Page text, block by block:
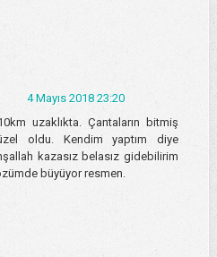
4 Mayıs 2018 23:20
uzaklıkta. Çantaların bitmiş
oldu. Kendim yaptım diye
kazasız belasız gidebilirim
büyüyor resmen.